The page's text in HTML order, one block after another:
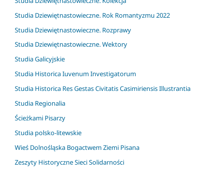
Studia Dziewiętnastowieczne. Rok Romantyzmu 2022
Studia Dziewiętnastowieczne. Rozprawy
Studia Dziewiętnastowieczne. Wektory
Studia Galicyjskie
Studia Historica Iuvenum Investigatorum
Studia Historica Res Gestas Civitatis Casimiriensis Illustrantia
Studia Regionalia
Ścieżkami Pisarzy
Studia polsko-litewskie
Wieś Dolnośląska Bogactwem Ziemi Pisana
Zeszyty Historyczne Sieci Solidarności